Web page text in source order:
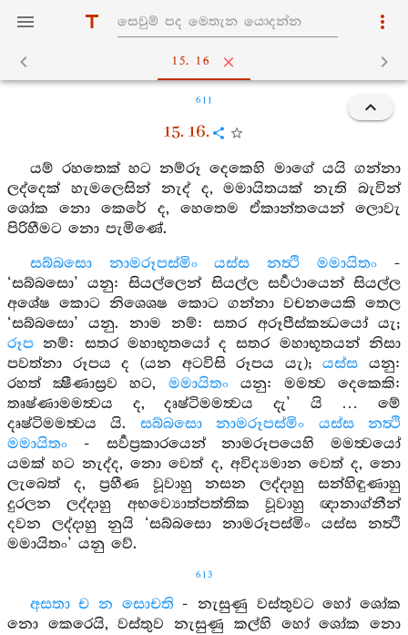
15. 16
611
15. 16.
යම් රහතෙක් හට නම්රූ දෙකෙහි මාගේ යයි ගන්නා
ලද්දෙක් හැමලෙසින් නැද් ද, මමායිතයක් නැති බැවින්
ශෝක නො කෙරේ ද, හෙතෙම ඒකාන්තයෙන් ලොවැ
පිරිහීමට නො පැමිණේ.
සබ්බසො නාමරූපස්මිං යස්ස නත්‍ථි මමායිතං -
‘සබ්බසො’ යනු: සියල්ලෙන් සියල්ල සර්‍වථායෙන් සියල්ල
අශේෂ කොට නිශෙශෂ කොට ගන්නා වචනයෙකි තෙල
‘සබ්බසො’ යනු. නාම නම්: සතර අරූපීස්කන්‍ධයෝ යැ;
රූප නම්: සතර මහාභූතයෝ ද සතර මහාභූතයන් නිසා
පවත්නා රූපය ද (යන අටවිසි රූපය යැ);යස්ස යනු:
රහත් ක්‍ෂීණාස්‍රව හට, මමායිතංයනු: මමත්‍ව දෙකෙකි:
තෘෂ්ණාමමත්‍වය ද, දෘෂ්ටිමමත්‍වය දැ’ යි … මේ
දෘෂ්ටිමමත්‍වය යි. සබ්බසො නාමරූපස්මිං යස්ස නත්‍ථි
මමායිතං - සර්‍වප්‍රකාරයෙන් නාමරූපයෙහි මමත්‍වයෝ
යමක් හට නැද්ද, නො වෙත් ද, අවිද්‍යමාන වෙත් ද, නො
ලැබෙත් ද, ප්‍රහීණ වූවාහු නසන ලද්දාහු සන්හිඳුණාහු
දුරලන ලද්දාහු අභව්‍යොත්පත්තික වූවාහු ඥානාග්නීන්
දවන ලද්දාහු නුයි ‘සබ්බසො නාමරූපස්මිං යස්ස නත්‍ථි
මමායිතං’ යනු වේ.
613
අසතා ච න සොචති - නැසුණු වස්තුවට හෝ ශෝක
නො කෙරෙයි, වස්තුව නැසුණු කල්හි හෝ ශෝක නො